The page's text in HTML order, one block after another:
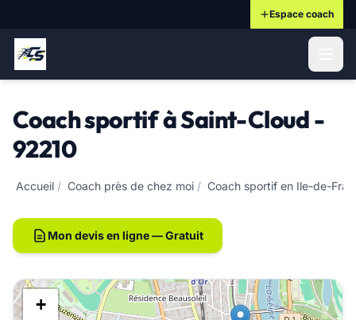
Espace coach
Coach sportif à Saint-Cloud -
92210
Accueil / Coach près de chez moi / Coach sportif en Ile-de-
Mon devis en ligne — Gratuit
+